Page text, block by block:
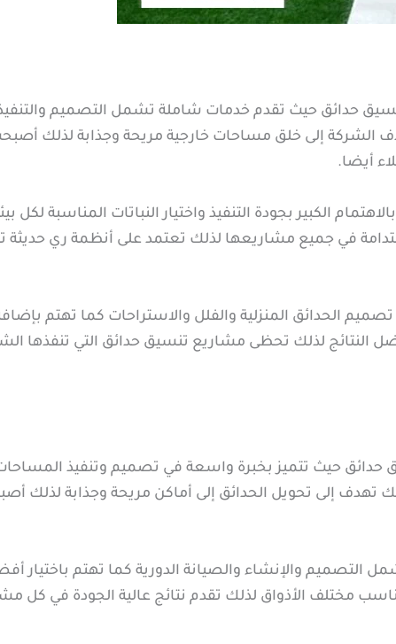
حدائق حيث تقدم خدمات شاملة تشمل التصميم والتنفيذ
الشركة إلى خلق مساحات خارجية مريحة وجذابة لذلك
أيضا.
الكبير بجودة التنفيذ واختيار النباتات المناسبة لكل
في جميع مشاريعها لذلك تعتمد على أنظمة ري
الحدائق المنزلية والفلل والاستراحات كما تهتم
لذلك تحظى مشاريع تنسيق حدائق التي تنفذها
حدائق حيث تتميز بخبرة واسعة في تصميم وتنفيذ
تهدف إلى تحويل الحدائق إلى أماكن مريحة وجذابة لذلك
والإنشاء والصيانة الدورية كما تهتم باختيار
مختلف الأذواق لذلك تقدم نتائج عالية الجودة في كل